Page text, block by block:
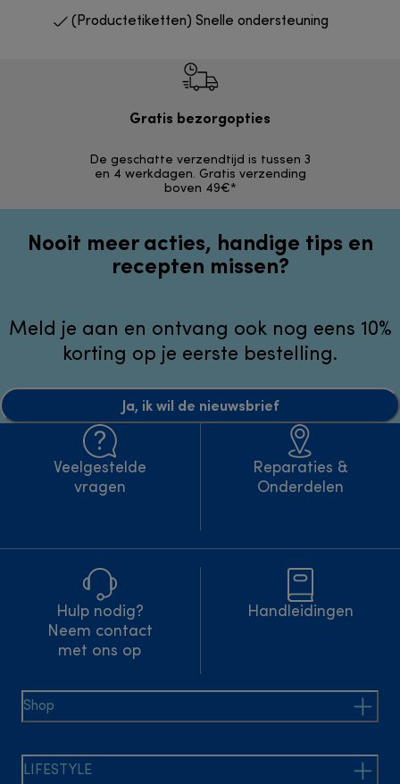
(Productetiketten) Snelle ondersteuning
Gratis bezorgopties
De geschatte verzendtijd is tussen 3
en 4 werkdagen. Gratis verzending
boven 49€*
Nooit meer acties, handige tips en
recepten missen?
Meld je aan en ontvang ook nog eens 10%
korting op je eerste bestelling.
Ja, ik wil de nieuwsbrief
Veelgestelde
vragen
Reparaties &
Onderdelen
Hulp nodig?
Neem contact
met ons op
Handleidingen
Shop
LIFESTYLE